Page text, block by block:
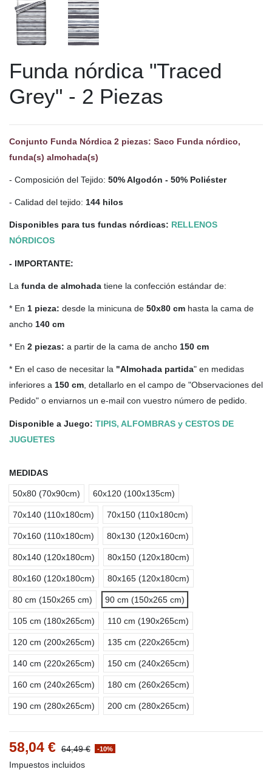
Funda nórdica "Traced
Grey" - 2 Piezas
Conjunto Funda Nórdica 2 piezas: Saco Funda nórdico,
funda(s) almohada(s)
- Composición del Tejido: 50% Algodón - 50% Poliéster
- Calidad del tejido: 144 hilos
Disponibles para tus fundas nórdicas: RELLENOS
NÓRDICOS
- IMPORTANTE:
La funda de almohada tiene la confección estándar de:
* En 1 pieza: desde la minicuna de 50x80 cm hasta la cama de
ancho 140 cm
* En 2 piezas: a partir de la cama de ancho 150 cm
* En el caso de necesitar la "Almohada partida" en medidas
inferiores a 150 cm, detallarlo en el campo de "Observaciones del
Pedido" o enviarnos un e-mail con vuestro número de pedido.
Disponible a Juego: TIPIS, ALFOMBRAS y CESTOS DE
JUGUETES
MEDIDAS
50x80 (70x90cm) 60x120 (100x135cm)
70x140 (110x180cm) 70x150 (110x180cm)
70x160 (110x180cm) 80x130 (120x160cm)
80x140 (120x180cm) 80x150 (120x180cm)
80x160 (120x180cm) 80x165 (120x180cm)
80 cm (150x265 cm) 90 cm (150x265 cm)
105 cm (180x265cm) 110 cm (190x265cm)
120 cm (200x265cm) 135 cm (220x265cm)
140 cm (220x265cm) 150 cm (240x265cm)
160 cm (240x265cm) 180 cm (260x265cm)
190 cm (280x265cm) 200 cm (280x265cm)
58,04 € 64,49 € -10%
Impuestos incluidos